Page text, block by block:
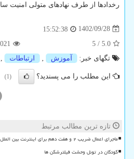
رخدادها از طرف نهادهای متولی امنیت
1402/09/28
15:52:38
5.0
/
5
تگهای خبر:
آموزش ارتباطات
این مطلب را می پسندید؟ (1)
تازه ترین مطالب مرتبط
ماجرای اعمال ضریب ۲ و هفت دهم برای اینترنت بین الملل چیست؟
کودکان در تونل وحشت فیلترشکن ها